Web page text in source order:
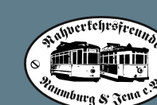
Inhalt
springen